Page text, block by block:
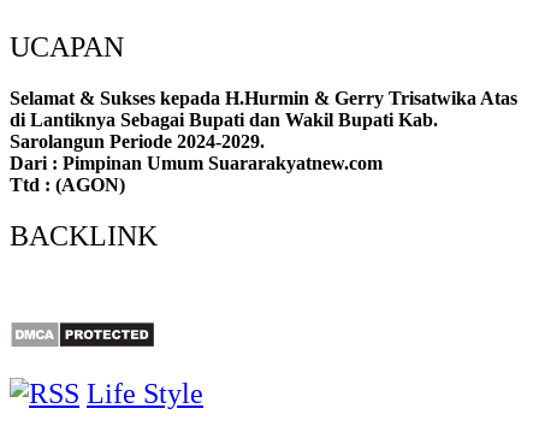
UCAPAN
Selamat & Sukses kepada H.Hurmin & Gerry Trisatwika Atas
di Lantiknya Sebagai Bupati dan Wakil Bupati Kab.
Sarolangun Periode 2024-2029.
Dari : Pimpinan Umum Suararakyatnew.com
Ttd : (AGON)
BACKLINK
Life Style